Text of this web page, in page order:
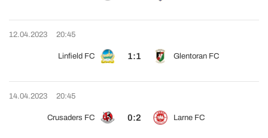
12.04.2023 20:45
Linfield FC 1:1 Glentoran FC
14.04.2023 20:45
Crusaders FC 0:2 Larne FC